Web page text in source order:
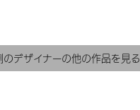
のデザイナーの他の作品を見る